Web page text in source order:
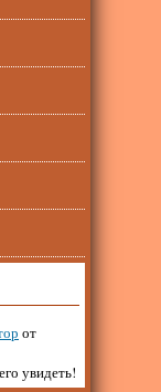
от
увидеть!